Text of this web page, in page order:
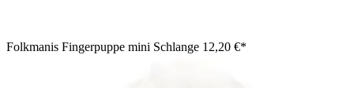
Folkmanis Fingerpuppe mini Schlange 12,20 €*